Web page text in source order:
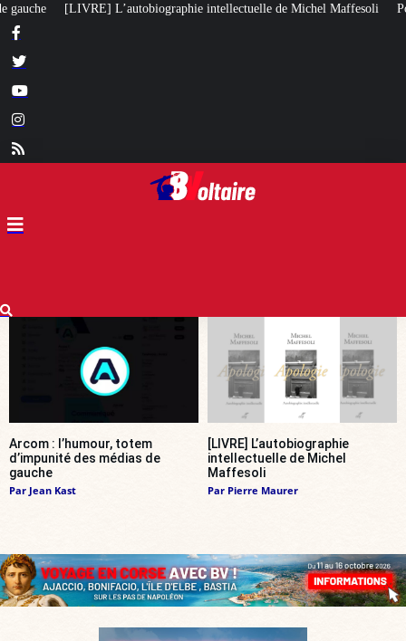
de Michel Maffesoli Pour regagner son influence en Afrique, le
Arcom : l’humour, totem
d’impunité des médias de
gauche
Par Jean Kast
[LIVRE] L’autobiographie
intellectuelle de Michel
Maffesoli
Par Pierre Maurer